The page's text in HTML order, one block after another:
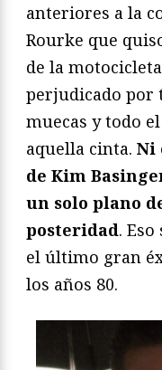
anteriores a la
Rourke que
de la
perjudicado por
muecas y todo
aquella cinta. Ni
de Kim
un solo plano
posteridad.
el último gran
los años 80.